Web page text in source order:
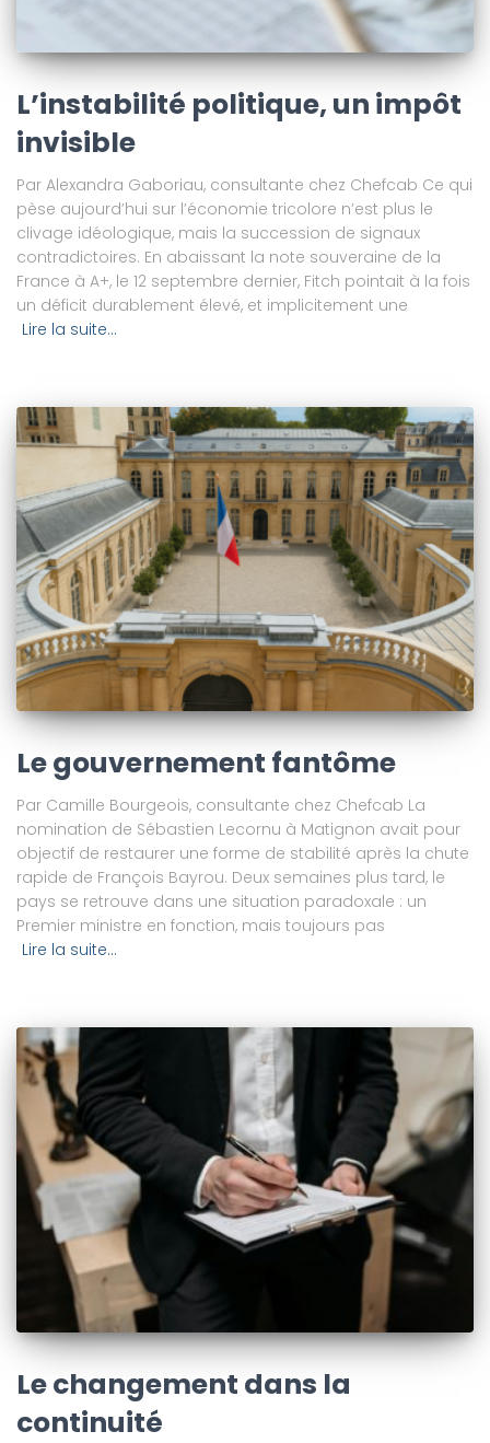
L’instabilité politique, un impôt
invisible
Par Alexandra Gaboriau, consultante chez Chefcab Ce qui
pèse aujourd’hui sur l’économie tricolore n’est plus le
clivage idéologique, mais la succession de signaux
contradictoires. En abaissant la note souveraine de la
France à A+, le 12 septembre dernier, Fitch pointait à la fois
un déficit durablement élevé, et implicitement une
Lire la suite…
Le gouvernement fantôme
Par Camille Bourgeois, consultante chez Chefcab La
nomination de Sébastien Lecornu à Matignon avait pour
objectif de restaurer une forme de stabilité après la chute
rapide de François Bayrou. Deux semaines plus tard, le
pays se retrouve dans une situation paradoxale : un
Premier ministre en fonction, mais toujours pas
Lire la suite…
Le changement dans la
continuité